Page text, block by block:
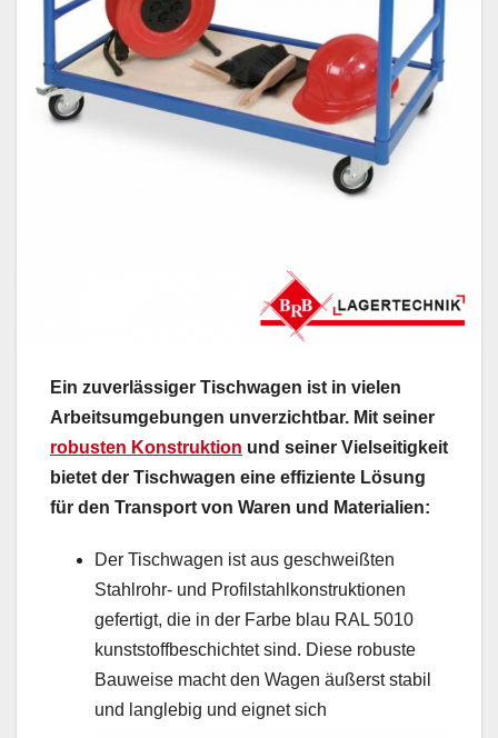
Ein zuverlässiger Tischwagen ist in vielen
Arbeitsumgebungen unverzichtbar. Mit seiner
robusten Konstruktion und seiner Vielseitigkeit
bietet der Tischwagen eine effiziente Lösung
für den Transport von Waren und Materialien:
Der Tischwagen ist aus geschweißten
Stahlrohr- und Profilstahlkonstruktionen
gefertigt, die in der Farbe blau RAL 5010
kunststoffbeschichtet sind. Diese robuste
Bauweise macht den Wagen äußerst stabil
und langlebig und eignet sich